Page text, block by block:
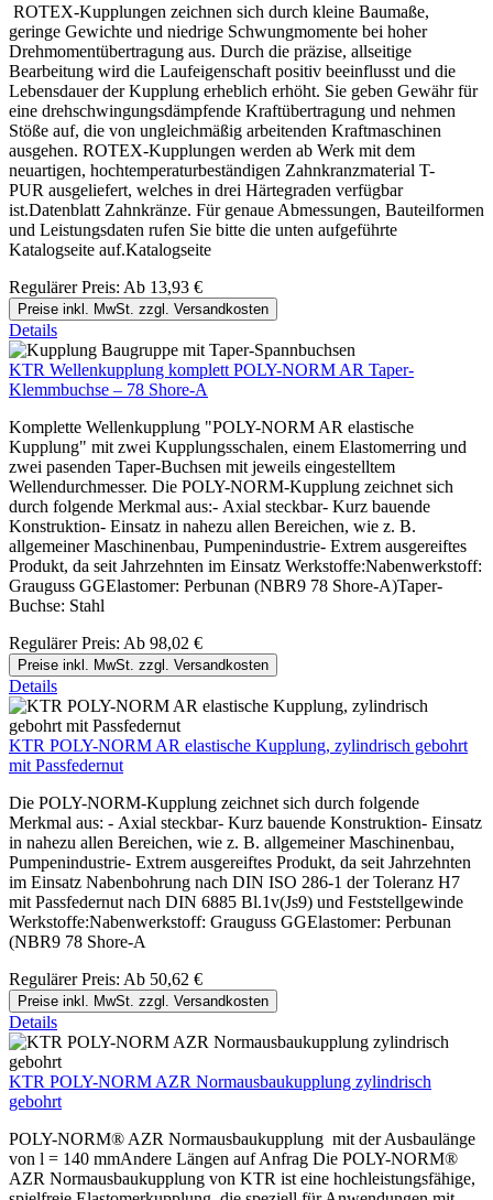
ROTEX-Kupplungen zeichnen sich durch kleine Baumaße,
geringe Gewichte und niedrige Schwungmomente bei hoher
Drehmomentübertragung aus. Durch die präzise, allseitige
Bearbeitung wird die Laufeigenschaft positiv beeinflusst und die
Lebensdauer der Kupplung erheblich erhöht. Sie geben Gewähr für
eine drehschwingungsdämpfende Kraftübertragung und nehmen
Stöße auf, die von ungleichmäßig arbeitenden Kraftmaschinen
ausgehen. ROTEX-Kupplungen werden ab Werk mit dem
neuartigen, hochtemperaturbeständigen Zahnkranzmaterial T-
PUR ausgeliefert, welches in drei Härtegraden verfügbar
ist.Datenblatt Zahnkränze. Für genaue Abmessungen, Bauteilformen
und Leistungsdaten rufen Sie bitte die unten aufgeführte
Katalogseite auf.Katalogseite
Regulärer Preis: Ab 13,93 €
Preise inkl. MwSt. zzgl. Versandkosten
Details
KTR Wellenkupplung komplett POLY-NORM AR Taper-
Klemmbuchse – 78 Shore-A
Komplette Wellenkupplung "POLY-NORM AR elastische
Kupplung" mit zwei Kupplungsschalen, einem Elastomerring und
zwei pasenden Taper-Buchsen mit jeweils eingestelltem
Wellendurchmesser. Die POLY-NORM-Kupplung zeichnet sich
durch folgende Merkmal aus:- Axial steckbar- Kurz bauende
Konstruktion- Einsatz in nahezu allen Bereichen, wie z. B.
allgemeiner Maschinenbau, Pumpenindustrie- Extrem ausgereiftes
Produkt, da seit Jahrzehnten im Einsatz Werkstoffe:Nabenwerkstoff:
Grauguss GGElastomer: Perbunan (NBR9 78 Shore-A)Taper-
Buchse: Stahl
Regulärer Preis: Ab 98,02 €
Preise inkl. MwSt. zzgl. Versandkosten
Details
KTR POLY-NORM AR elastische Kupplung, zylindrisch gebohrt
mit Passfedernut
Die POLY-NORM-Kupplung zeichnet sich durch folgende
Merkmal aus: - Axial steckbar- Kurz bauende Konstruktion- Einsatz
in nahezu allen Bereichen, wie z. B. allgemeiner Maschinenbau,
Pumpenindustrie- Extrem ausgereiftes Produkt, da seit Jahrzehnten
im Einsatz Nabenbohrung nach DIN ISO 286-1 der Toleranz H7
mit Passfedernut nach DIN 6885 Bl.1v(Js9) und Feststellgewinde
Werkstoffe:Nabenwerkstoff: Grauguss GGElastomer: Perbunan
(NBR9 78 Shore-A
Regulärer Preis: Ab 50,62 €
Preise inkl. MwSt. zzgl. Versandkosten
Details
KTR POLY-NORM AZR Normausbaukupplung zylindrisch
gebohrt
POLY-NORM® AZR Normausbaukupplung mit der Ausbaulänge
von l = 140 mmAndere Längen auf Anfrag Die POLY-NORM®
AZR Normausbaukupplung von KTR ist eine hochleistungsfähige,